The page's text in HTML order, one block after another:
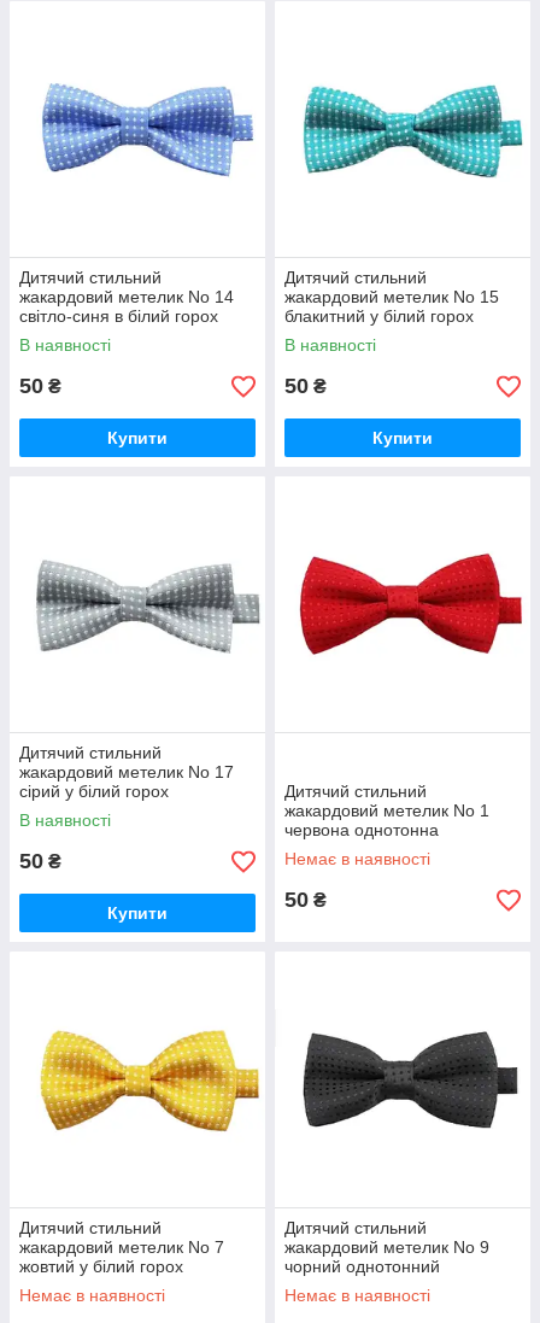
Дитячий стильний
жакардовий метелик No 14
світло-синя в білий горох
В наявності
50 ₴
Купити
Дитячий стильний
жакардовий метелик No 15
блакитний у білий горох
В наявності
50 ₴
Купити
Дитячий стильний
жакардовий метелик No 17
сірий у білий горох
В наявності
50 ₴
Купити
Дитячий стильний
жакардовий метелик No 1
червона однотонна
Немає в наявності
50 ₴
Дитячий стильний
жакардовий метелик No 7
жовтий у білий горох
Немає в наявності
Дитячий стильний
жакардовий метелик No 9
чорний однотонний
Немає в наявності